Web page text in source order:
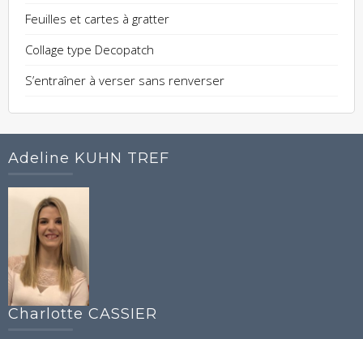
Feuilles et cartes à gratter
Collage type Decopatch
S’entraîner à verser sans renverser
Adeline KUHN TREF
Charlotte CASSIER